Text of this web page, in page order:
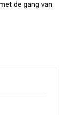
de gang van